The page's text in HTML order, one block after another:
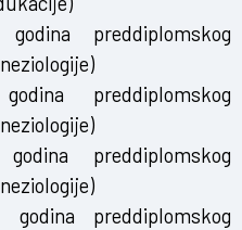
preddiplomskog
preddiplomskog
preddiplomskog
preddiplomskog